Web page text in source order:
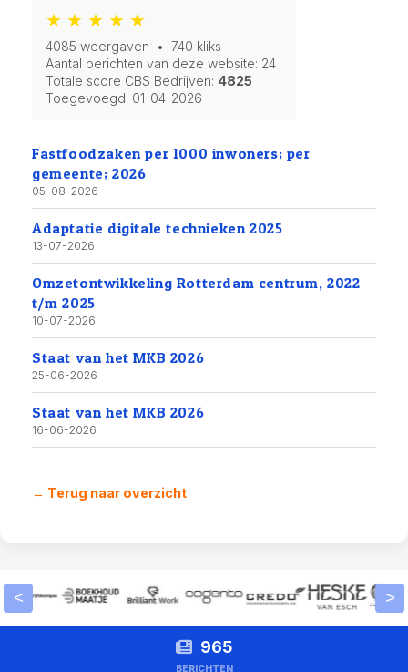
★ ★ ★ ★ ★
4085 weergaven • 740 kliks
Aantal berichten van deze website: 24
Totale score CBS Bedrijven: 4825
Toegevoegd: 01-04-2026
Fastfoodzaken per 1000 inwoners; per
gemeente; 2026
05-08-2026
Adaptatie digitale technieken 2025
13-07-2026
Omzetontwikkeling Rotterdam centrum, 2022
t/m 2025
10-07-2026
Staat van het MKB 2026
25-06-2026
Staat van het MKB 2026
16-06-2026
← Terug naar overzicht
< >
965
BERICHTEN